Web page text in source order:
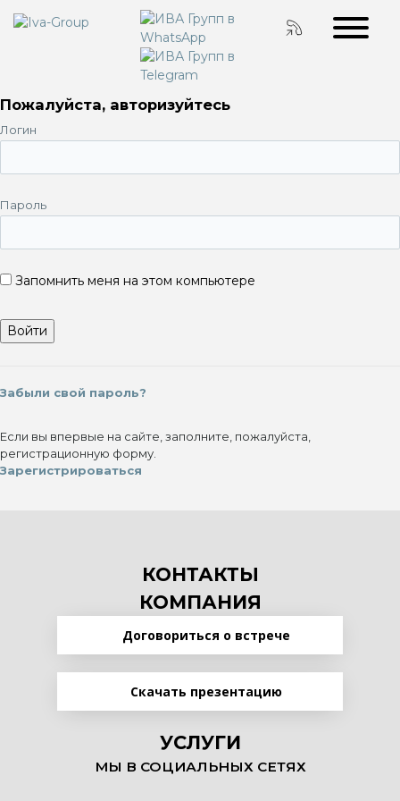
Пожалуйста, авторизуйтесь
Логин
Пароль
Запомнить меня на этом компьютере
Забыли свой пароль?
Если вы впервые на сайте, заполните, пожалуйста,
регистрационную форму.
Зарегистрироваться
КОНТАКТЫ
КОМПАНИЯ
Договориться о встрече
Скачать презентацию
УСЛУГИ
МЫ В СОЦИАЛЬНЫХ СЕТЯХ